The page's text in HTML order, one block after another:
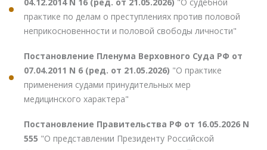
практике по делам о преступлениях против половой
неприкосновенности и половой свободы личности"
Постановление Пленума Верховного Суда РФ от
07.04.2011 N 6 (ред. от 21.05.2026) "О практике
применения судами принудительных мер
медицинского характера"
Постановление Правительства РФ от 16.05.2026 N
555 "О представлении Президенту Российской